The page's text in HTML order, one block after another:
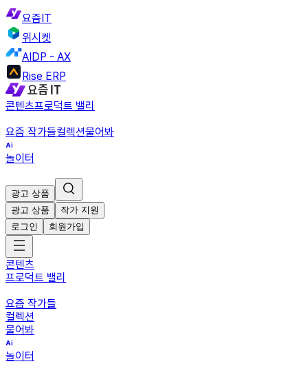
요즘IT
위시켓
AIDP - AX
Rise ERP
콘텐츠프로덕트 밸리
요즘 작가들컬렉션물어봐
놀이터
광고 상품
광고 상품
작가 지원
로그인
회원가입
콘텐츠
프로덕트 밸리
요즘 작가들
컬렉션
물어봐
놀이터